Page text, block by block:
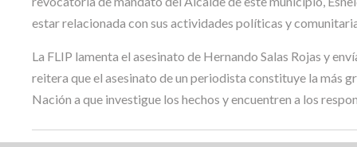
estar relacionada con sus actividades políticas y
La FLIP lamenta el asesinato de Hernando Salas Rojas y
reitera que el asesinato de un periodista constituye la más
Nación a que investigue los hechos y encuentren a los